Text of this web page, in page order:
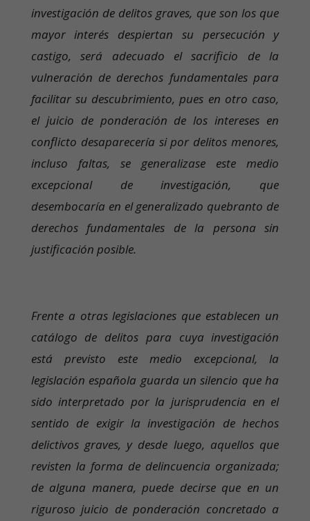
investigación de delitos graves, que son los que
mayor interés despiertan su persecución y
castigo, será adecuado el sacrificio de la
vulneración de derechos fundamentales para
facilitar su descubrimiento, pues en otro caso,
el juicio de ponderación de los intereses en
conflicto desaparecería si por delitos menores,
incluso faltas, se generalizase este medio
excepcional de investigación, que
desembocaría en el generalizado quebranto de
derechos fundamentales de la persona sin
justificación posible.
Frente a otras legislaciones que establecen un
catálogo de delitos para cuya investigación
está previsto este medio excepcional, la
legislación española guarda un silencio que ha
sido interpretado por la jurisprudencia en el
sentido de exigir la investigación de hechos
delictivos graves, y desde luego, aquellos que
revisten la forma de delincuencia organizada;
de alguna manera, puede decirse que en un
riguroso juicio de ponderación concretado a